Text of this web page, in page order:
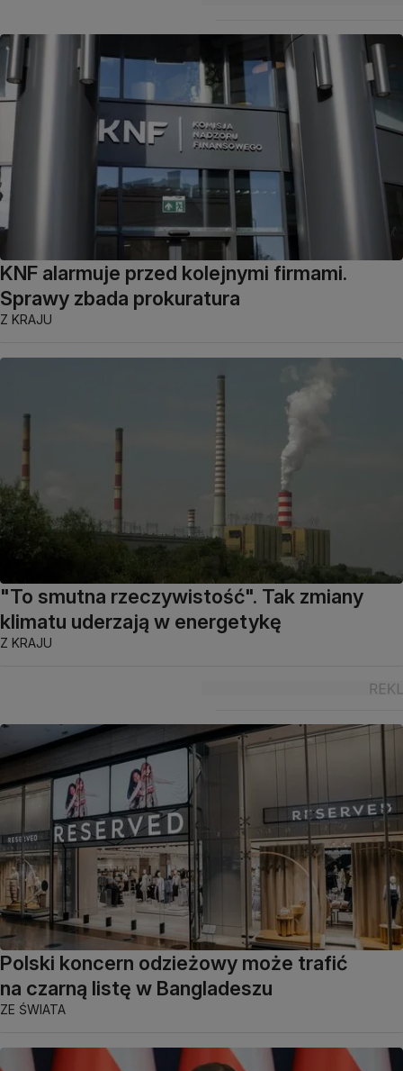
KNF alarmuje przed kolejnymi firmami.
Sprawy zbada prokuratura
Z KRAJU
"To smutna rzeczywistość". Tak zmiany
klimatu uderzają w energetykę
Z KRAJU
Polski koncern odzieżowy może trafić
na czarną listę w Bangladeszu
ZE ŚWIATA